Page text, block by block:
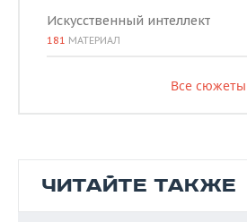
Искусственный интеллект
181 МАТЕРИАЛ
Все сюжеты
ЧИТАЙТЕ ТАКЖЕ